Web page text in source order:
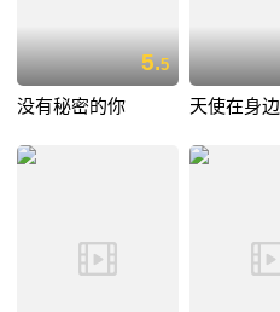
5.5
没有秘密的你 天使在身边